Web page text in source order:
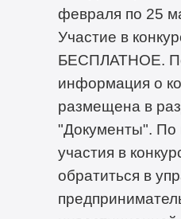
февраля по 25
Участие в
БЕСПЛАТНОЕ.
информация о
размещена в
"Документы". По
участия в
обратиться в